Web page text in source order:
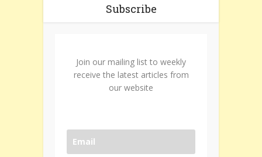
Subscribe
Join our mailing list to weekly
receive the latest articles from
our website